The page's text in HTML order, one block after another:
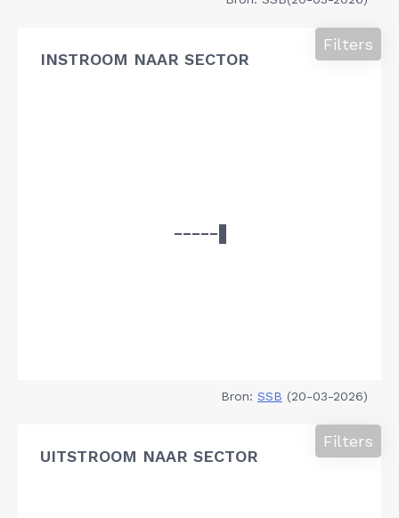
INSTROOM NAAR SECTOR
Filters
Bron: SSB (20-03-2026)
UITSTROOM NAAR SECTOR
Filters